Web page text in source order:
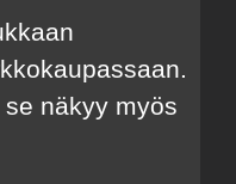
näkyy myös